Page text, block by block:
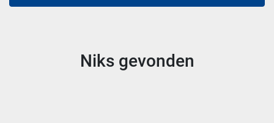
Sorteren op
Niks gevonden